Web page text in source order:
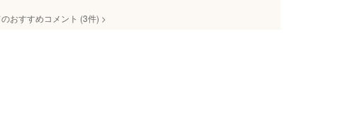
おすすめコメント (3件) >